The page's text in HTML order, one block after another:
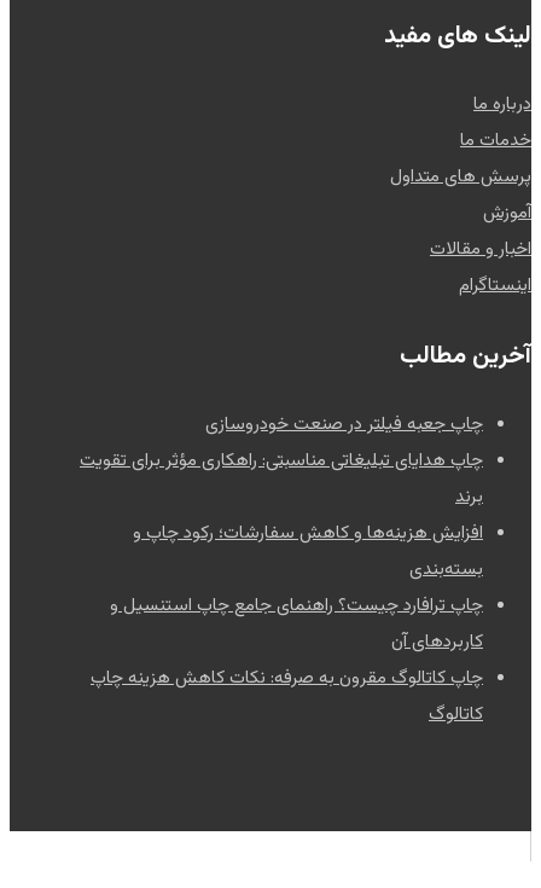
لینک های مفید
درباره ما
خدمات ما
پرسش های متداول
آموزش
اخبار و مقالات
اینستاگرام
آخرین مطالب
چاپ جعبه فیلتر در صنعت خودروسازی
چاپ هدایای تبلیغاتی مناسبتی: راهکاری مؤثر برای تقویت
برند
افزایش هزینه‌ها و کاهش سفارشات؛ رکود چاپ و
بسته‌بندی
چاپ ترافارد چیست؟ راهنمای جامع چاپ استنسیل و
کاربردهای آن
چاپ کاتالوگ مقرون به صرفه: نکات کاهش هزینه چاپ
کاتالوگ